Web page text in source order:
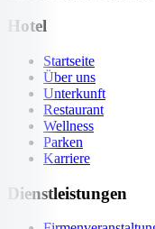
Hotel
Startseite
Über uns
Unterkunft
Restaurant
Wellness
Parken
Karriere
Dienstleistungen